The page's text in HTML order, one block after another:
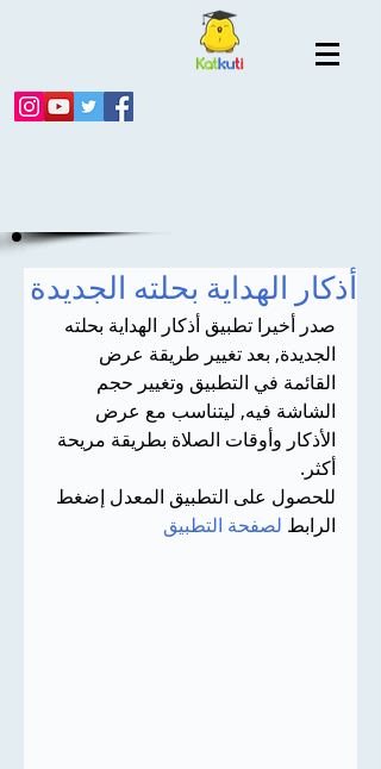
أذكار الهداية بحلته الجديدة
صدر أخيرا تطبيق أذكار الهداية بحلته
الجديدة, بعد تغيير طريقة عرض
القائمة في التطبيق وتغيير حجم
الشاشة فيه, ليتناسب مع عرض
الأذكار وأوقات الصلاة بطريقة مريحة
أكثر.
للحصول على التطبيق المعدل إضغط
الرابط لصفحة التطبيق